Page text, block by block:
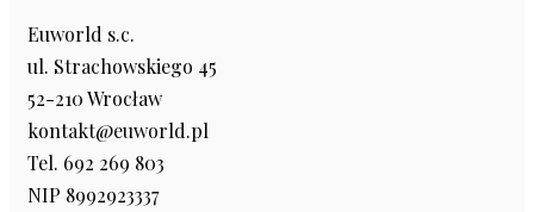
Euworld s.c.
ul. Strachowskiego 45
52-210 Wrocław
kontakt@euworld.pl
Tel. 692 269 803
NIP 8992923337